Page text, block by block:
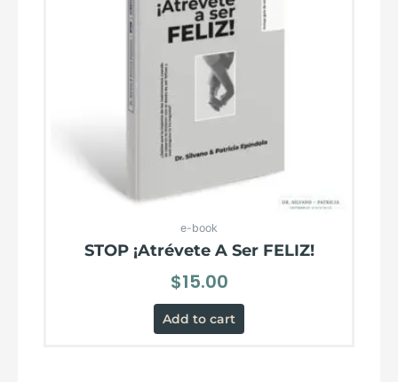
e-book
STOP ¡Atrévete A Ser FELIZ!
$15.00
Add to cart